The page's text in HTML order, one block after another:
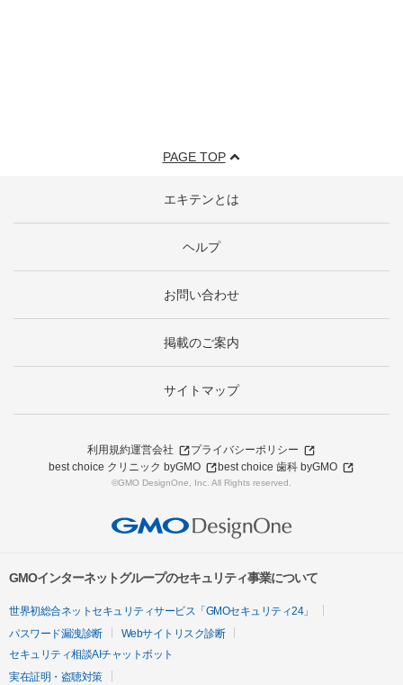
PAGE TOP
エキテンとは
ヘルプ
お問い合わせ
掲載のご案内
サイトマップ
利用規約運営会社
プライバシーポリシー
best choice クリニック byGMO
best choice 歯科 byGMO
©GMO DesignOne, Inc. All Rights reserved.
GMOインターネットグループのセキュリティ事業について
世界初総合ネットセキュリティサービス「GMOセキュリティ24」
パスワード漏洩診断
Webサイトリスク診断
セキュリティ相談AIチャットボット
実在証明・盗聴対策